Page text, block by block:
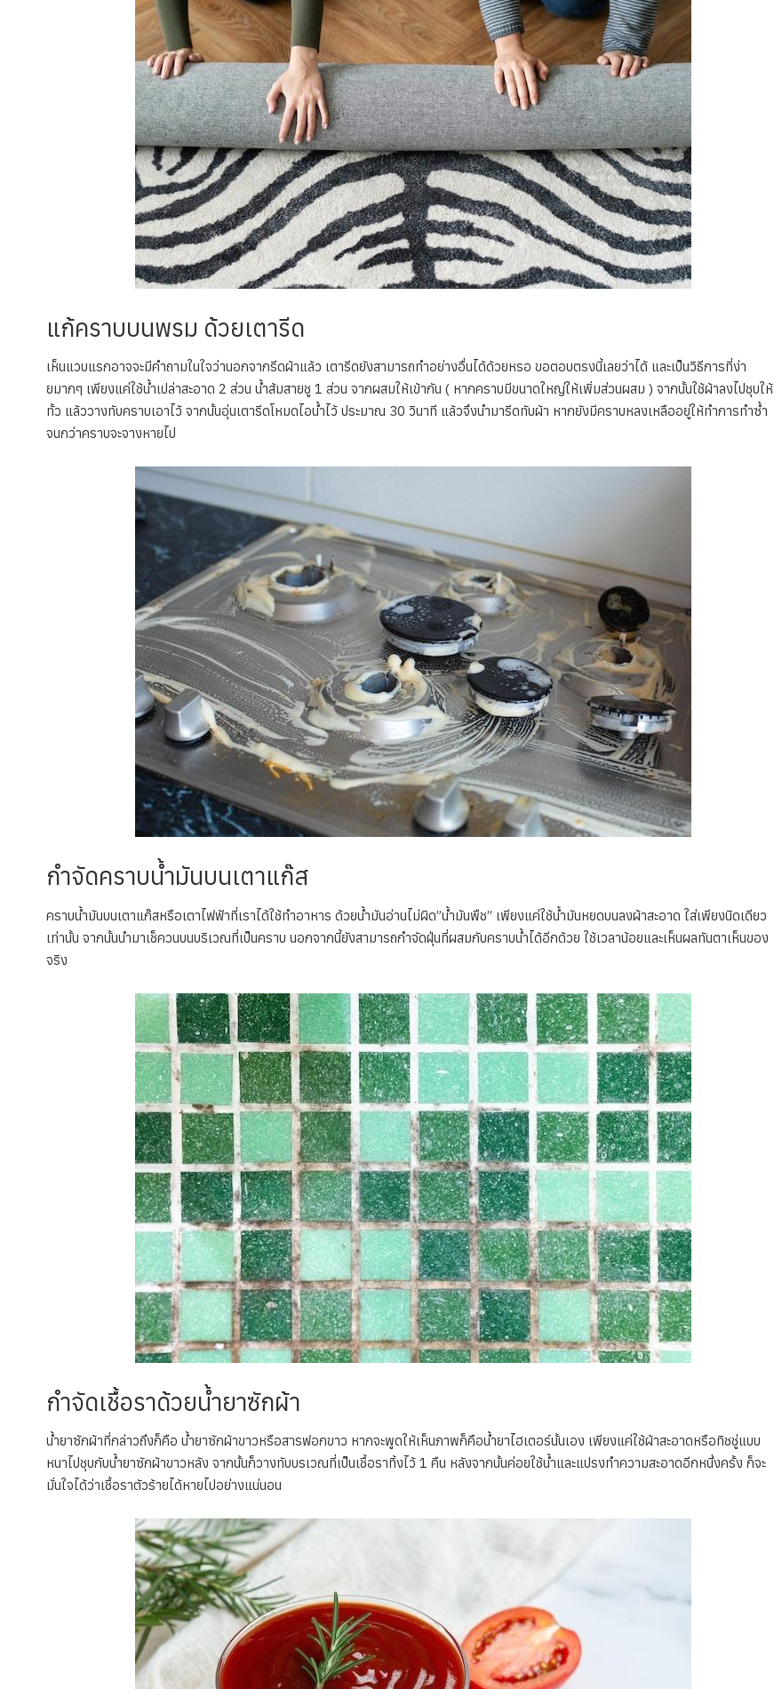
แก้คราบบนพรม ด้วยเตารีด
เห็นแวบแรกอาจจะมีคำถามในใจว่านอกจากรีดผ้าแล้ว เตารีดยังสามารถทำอย่างอื่นได้ด้วยหรอ ขอตอบตรงนี้เลยว่าได้ และเป็นวิธีการที่ง่า
ยมากๆ เพียงแค่ใช้น้ำเปล่าสะอาด 2 ส่วน น้ำส้มสายชู 1 ส่วน จากผสมให้เข้ากัน ( หากคราบมีขนาดใหญ่ให้เพิ่มส่วนผสม ) จากนั้นใช้ผ้าลงไปชุบให้
ทั้ว แล้ววางทับคราบเอาไว้ จากนั้นอุ่นเตารีดโหมดไอน้ำไว้ ประมาณ 30 วินาที แล้วจึงนำมารีดทับผ้า หากยังมีคราบหลงเหลืออยู่ให้ทำการทำซ้ำ
จนกว่าคราบจะจางหายไป
กำจัดคราบน้ำมันบนเตาแก๊ส
คราบน้ำมันบนเตาแก๊สหรือเตาไฟฟ้าที่เราได้ใช้ทำอาหาร ด้วยน้ำมันอ่านไม่ผิด”น้ำมันพืช” เพียงแค่ใช้น้ำมันหยดบนลงผ้าสะอาด ใส่เพียงนิดเดียว
เท่านั้น จากนั้นนำมาเช็ควนบนบริเวณที่เป็นคราบ นอกจากนี้ยังสามารถกำจัดฝุ่นที่ผสมกับคราบน้ำได้อีกด้วย ใช้เวลาน้อยและเห็นผลทันตาเห็นของ
จริง
กำจัดเชื้อราด้วยน้ำยาซักผ้า
น้ำยาซักผ้าที่กล่าวถึงก็คือ น้ำยาซักผ้าขาวหรือสารฟอกขาว หากจะพูดให้เห็นภาพก็คือน้ำยาไฮเตอร์นั้นเอง เพียงแค่ใช้ผ้าสะอาดหรือทิชชู่แบบ
หนาไปชุบกับน้ำยาซักผ้าขาวหลัง จากนั้นก็วางทับบรเวณที่เป็นเชื้อราทิ้งไว้ 1 คืน หลังจากนั้นค่อยใช้น้ำและแปรงทำความสะอาดอีกหนึ่งครั้ง ก็จะ
มั่นใจได้ว่าเชื้อราตัวร้ายได้หายไปอย่างแน่นอน